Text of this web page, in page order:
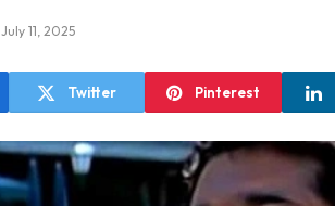
July 11, 2025
Twitter Pinterest